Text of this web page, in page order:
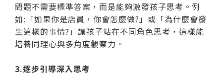
問題不需要標準答案，而是能夠激發孩子思考。例
如:「如果你是店員，你會怎麼做?」或「為什麼會發
生這樣的事情?」讓孩子站在不同角色思考，這樣能
培養同理心與多角度觀察力。
3.逐步引導深入思考